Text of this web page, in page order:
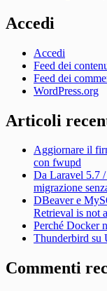
Accedi
Accedi
Feed dei
Feed dei
WordPress.org
Articoli
Aggiornare il
con fwupd
Da Laravel 5.7
migrazione
DBeaver e
Retrieval is not
Perché Docker
Thunderbird su
Commenti